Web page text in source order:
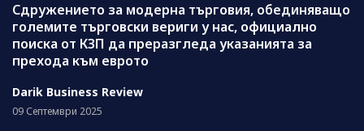
Сдружението за модерна търговия, обединяващо
големите търговски вериги у нас, официално
поиска от КЗП да преразгледа указанията за
прехода към еврото
Darik Business Review
09 Септември 2025